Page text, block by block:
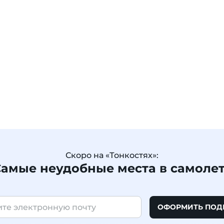
Скоро на «Тонкостях»:
неудобные места в
ОФОРМИТЬ